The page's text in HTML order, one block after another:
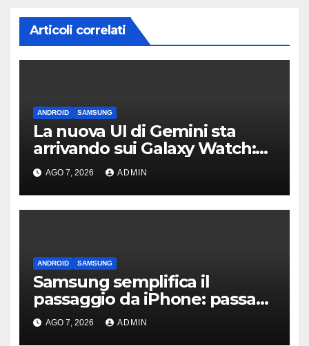
Articoli correlati
ANDROID SAMSUNG
La nuova UI di Gemini sta
arrivando sui Galaxy Watch:
primi avvistamenti
AGO 7, 2026 ADMIN
ANDROID SAMSUNG
Samsung semplifica il
passaggio da iPhone: passa
WhatsApp e c’è l’assistenza
AGO 7, 2026 ADMIN